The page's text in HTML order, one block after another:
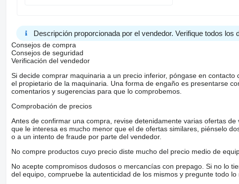
Descripción proporcionada por el vendedor. Verifique todos los
Consejos de compra
Consejos de seguridad
Verificación del vendedor
Si decide comprar maquinaria a un precio inferior, póngase en
el propietario de la maquinaria. Una forma de engaño es presentarse
comentarios y sugerencias para que lo comprobemos.
Comprobación de precios
Antes de confirmar una compra, revise detenidamente varias ofertas
que le interesa es mucho menor que el de ofertas similares, piénselo
o a un intento de fraude por parte del vendedor.
No compre productos cuyo precio diste mucho del precio medio de
No acepte compromisos dudosos o mercancías con prepago. Si no lo
del equipo, compruebe la autenticidad de los mismos y pregunte todo lo